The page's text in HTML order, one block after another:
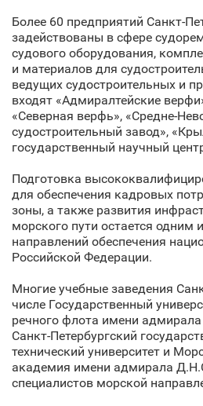
Более 60 предприятий
задействованы в сфере
судового оборудования,
и материалов для
ведущих судостроительных и
входят «Адмиралтейские
«Северная верфь», «Средне-
судостроительный завод»,
государственный научный
Подготовка
для обеспечения кадровых
зоны, а также развития
морского пути остается одним
направлений обеспечения
Российской Федерации.
Многие учебные заведения
числе Государственный
речного флота имени
Санкт‑Петербургский
технический университет и
академия имени адмирала
специалистов морской